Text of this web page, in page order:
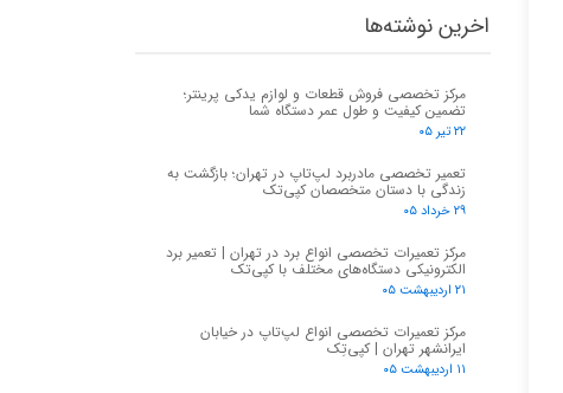
اخرین نوشته‌ها
مرکز تخصصی فروش قطعات و لوازم یدکی پرینتر؛
تضمین کیفیت و طول عمر دستگاه شما
۲۲ تیر ۰۵
تعمیر تخصصی مادربرد لپ‌تاپ در تهران؛ بازگشت به
زندگی با دستان متخصصان کپی‌تک
۲۹ خرداد ۰۵
مرکز تعمیرات تخصصی انواع برد در تهران | تعمیر برد
الکترونیکی دستگاه‌های مختلف با کپی‌تک
۲۱ اردیبهشت ۰۵
مرکز تعمیرات تخصصی انواع لپ‌تاپ در خیابان
ایرانشهر تهران | کپی‌تِک
۱۱ اردیبهشت ۰۵